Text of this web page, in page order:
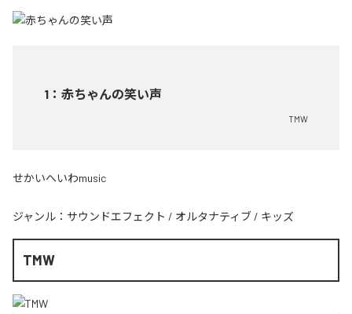
1 ： 赤ちゃんの笑い声
TMW
せかいへいわmusic
ジャンル： サウンドエフェクト / オルタナティブ / キッズ
TMW